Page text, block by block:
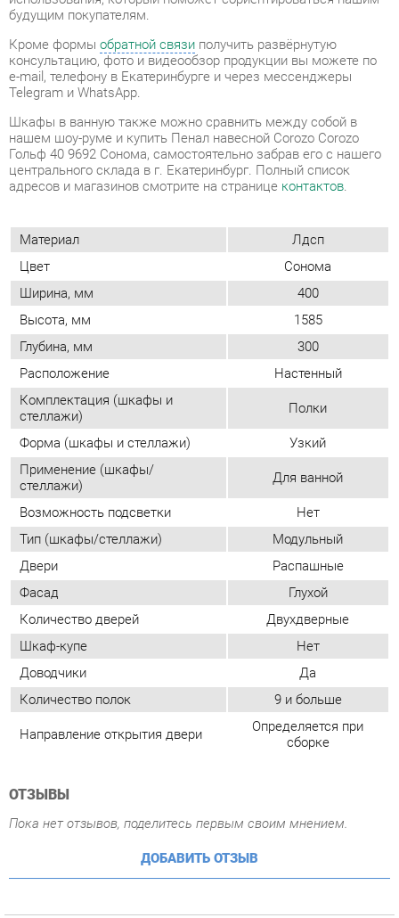
Шкафы в ванную также можно сравнить между собой в
нашем шоу-руме и купить Пенал навесной Corozo Corozo
Гольф 40 9692 Сонома, самостоятельно забрав его с нашего
центрального склада в г. Екатеринбург. Полный список
адресов и магазинов смотрите на странице контактов.
Материал
Лдсп
Цвет
Сонома
Ширина, мм
400
Глубина, мм
300
Расположение
Настенный
Комплектация (шкафы и
стеллажи) Полки
Форма (шкафы и стеллажи) Узкий
Применение (шкафы/
стеллажи)
Для ванной
Возможность подсветки
Нет
Тип (шкафы/стеллажи)
Модульный
Двери
Распашные
Фасад
Глухой
Количество дверей
Двухдверные
Шкаф-купе
Нет
Доводчики
Да
Количество полок
9 и больше
Направление открытия двери Определяется при
сборке
ОТЗЫВЫ
Пока нет отзывов, поделитесь первым своим мнением.
ДОБАВИТЬ ОТЗЫВ
ГОТОВЫЕ КОМПЛЕКТЫ